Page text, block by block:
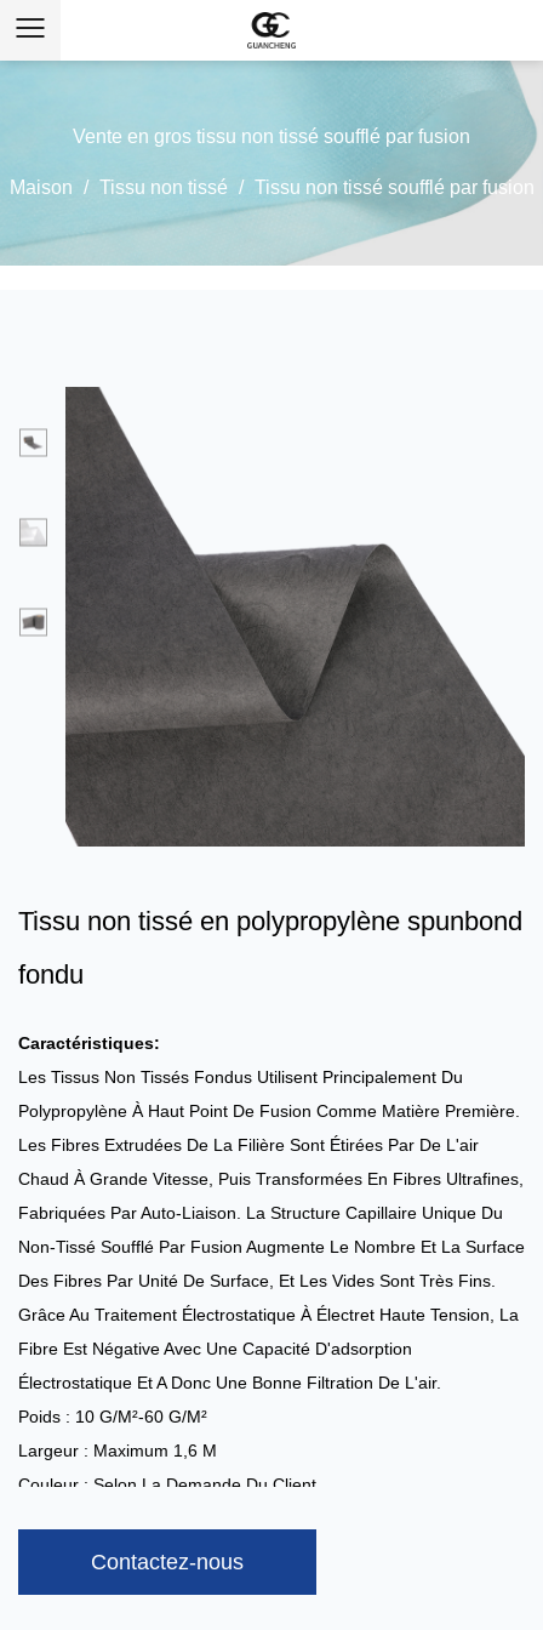
Vente en gros tissu non tissé soufflé par fusion
Maison / Tissu non tissé / Tissu non tissé soufflé par fusion
Tissu non tissé en polypropylène spunbond
fondu
Caractéristiques:
Les Tissus Non Tissés Fondus Utilisent Principalement Du
Polypropylène À Haut Point De Fusion Comme Matière Première.
Les Fibres Extrudées De La Filière Sont Étirées Par De L'air
Chaud À Grande Vitesse, Puis Transformées En Fibres Ultrafines,
Fabriquées Par Auto-Liaison. La Structure Capillaire Unique Du
Non-Tissé Soufflé Par Fusion Augmente Le Nombre Et La Surface
Des Fibres Par Unité De Surface, Et Les Vides Sont Très Fins.
Grâce Au Traitement Électrostatique À Électret Haute Tension, La
Fibre Est Négative Avec Une Capacité D'adsorption
Électrostatique Et A Donc Une Bonne Filtration De L'air.
Poids : 10 G/m²-60 G/m²
Largeur : Maximum 1,6 M
Couleur : Selon La Demande Du Client
Traitements Spéciaux :
Contactez-nous